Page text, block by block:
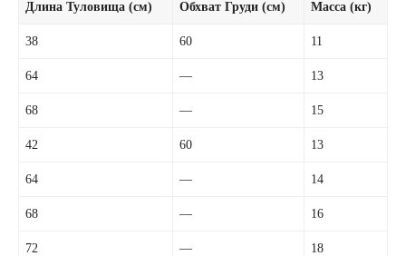
Длина Туловища (см) Обхват Груди (см) Масса (кг)
38 60 11
64 — 13
68 — 15
42 60 13
64 — 14
68 — 16
72 — 18